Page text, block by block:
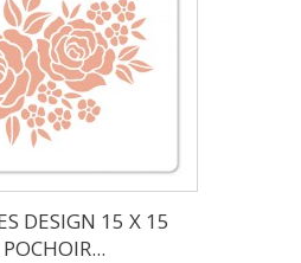
DESIGN 15 X 15